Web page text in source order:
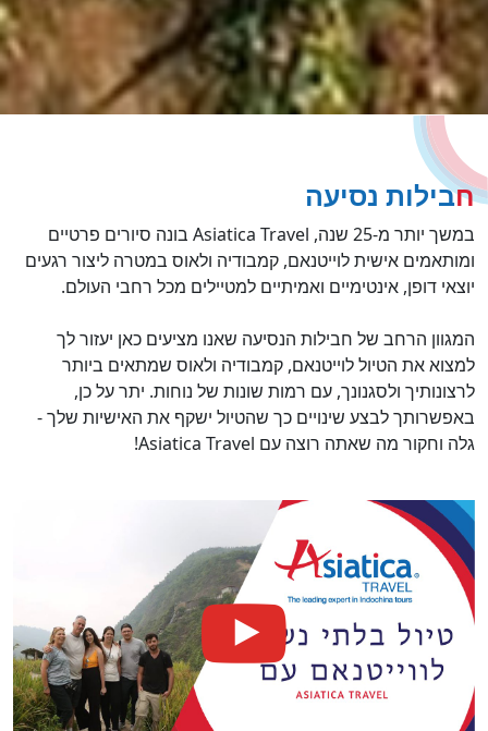
חבילות נסיעה
במשך יותר מ-25 שנה, Asiatica Travel בונה סיורים פרטיים
ומותאמים אישית לוייטנאם, קמבודיה ולאוס במטרה ליצור רגעים
יוצאי דופן, אינטימיים ואמיתיים למטיילים מכל רחבי העולם.
המגוון הרחב של חבילות הנסיעה שאנו מציעים כאן יעזור לך
למצוא את הטיול לוייטנאם, קמבודיה ולאוס שמתאים ביותר
לרצונותיך ולסגנונך, עם רמות שונות של נוחות. יתר על כן,
באפשרותך לבצע שינויים כך שהטיול ישקף את האישיות שלך -
גלה וחקור מה שאתה רוצה עם Asiatica Travel!